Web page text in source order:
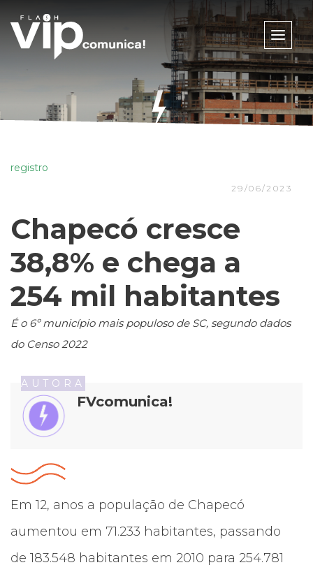
Toggle
registro
29/06/2023
Chapecó cresce
38,8% e chega a
254 mil habitantes
É o 6º município mais populoso de SC, segundo dados
do Censo 2022
AUTORA
FVcomunica!
Em 12, anos a população de Chapecó
aumentou em 71.233 habitantes, passando
de 183.548 habitantes em 2010 para 254.781